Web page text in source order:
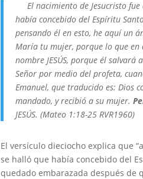
El nacimiento de Jesucristo fue
había concebido del Espíritu
pensando él en esto, he aquí un
María tu mujer, porque lo que en
nombre JESÚS, porque él salvará
Señor por medio del profeta,
Emanuel, que traducido es: Dios
mandado, y recibió a su mujer.
JESÚS. (Mateo 1:18-25 RVR1960)
El versículo dieciocho explica que
se halló que había concebido del
quedado embarazada después de